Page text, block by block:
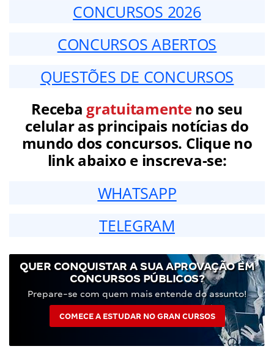
CONCURSOS 2026
CONCURSOS ABERTOS
QUESTÕES DE CONCURSOS
Receba gratuitamenteno seu
celular as principais notícias do
mundo dos concursos. Clique no
link abaixo e inscreva-se:
WHATSAPP
TELEGRAM
QUER CONQUISTAR A SUA APROVAÇÃO EM
CONCURSOS PÚBLICOS?
Prepare-se com quem mais entende do assunto!
COMECE A ESTUDAR NO GRAN CURSOS